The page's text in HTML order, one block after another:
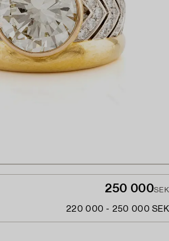
250 000SEK
220 000 - 250 000 SEK